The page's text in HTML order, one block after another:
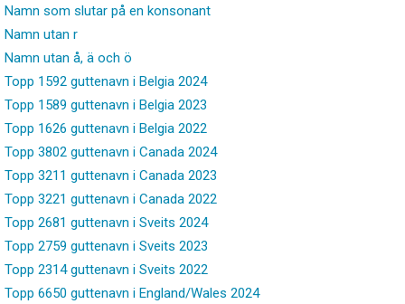
Namn som slutar på en konsonant
Namn utan r
Namn utan å, ä och ö
Topp 1592 guttenavn i Belgia 2024
Topp 1589 guttenavn i Belgia 2023
Topp 1626 guttenavn i Belgia 2022
Topp 3802 guttenavn i Canada 2024
Topp 3211 guttenavn i Canada 2023
Topp 3221 guttenavn i Canada 2022
Topp 2681 guttenavn i Sveits 2024
Topp 2759 guttenavn i Sveits 2023
Topp 2314 guttenavn i Sveits 2022
Topp 6650 guttenavn i England/Wales 2024